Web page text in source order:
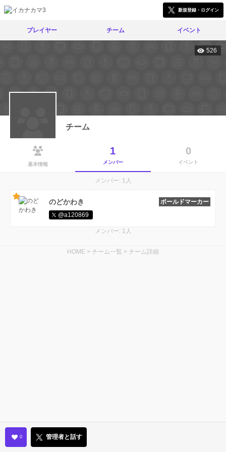
新規登録・ログイン
プレイヤー チーム イベント
526
チーム
基本情報
1
メンバー
0
イベント
メンバー: 1人
のどかわき
ボールドマーカー
@a120869
メンバー: 1人
HOME > チーム一覧 > チーム詳細
0 管理者と話す